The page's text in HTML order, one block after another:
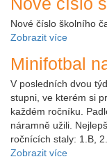
Nové číslo školního
Zobrazit více
Minifotbal
V posledních dvou
stupni, ve kterém si
každém ročníku.
náramně užili.
ročnících staly: 1.B,
Zobrazit více